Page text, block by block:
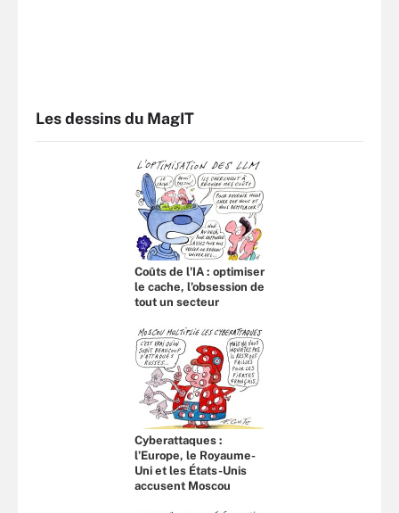
Les dessins du MagIT
Coûts de l'IA : optimiser
le cache, l’obsession de
tout un secteur
Cyberattaques :
l’Europe, le Royaume-
Uni et les États-Unis
accusent Moscou